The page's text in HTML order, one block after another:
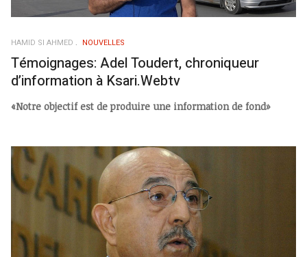
HAMID SI AHMED NOUVELLES
Témoignages: Adel Toudert, chroniqueur
d’information à Ksari.Webtv
«Notre objectif est de produire une information de fond»